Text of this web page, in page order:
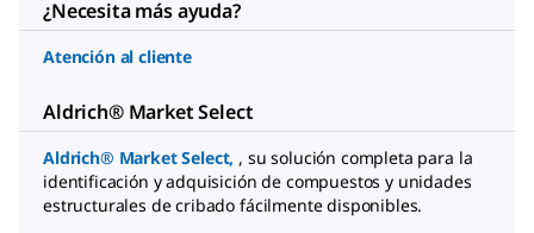
¿Necesita más ayuda?
Atención al cliente
Aldrich® Market Select
Aldrich® Market Select, , su solución completa para la
identificación y adquisición de compuestos y unidades
estructurales de cribado fácilmente disponibles.